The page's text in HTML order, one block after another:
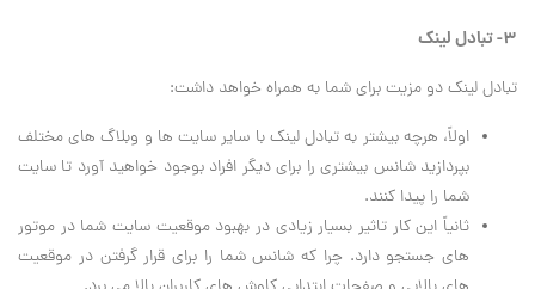
3- تبادل لينک
تبادل لينک دو مزيت براي شما به همراه خواهد داشت:
اولاً، هرچه بيشتر به تبادل لينک با ساير سايت ها و وبلاگ هاي مختلف
بپردازيد شانس بيشتري را براي ديگر افراد بوجود خواهيد آورد تا سايت
شما را پيدا کنند.
ثانياً اين کار تاثير بسيار زيادي در بهبود موقعيت سايت شما در موتور
هاي جستجو دارد. چرا که شانس شما را براي قرار گرفتن در موقعيت